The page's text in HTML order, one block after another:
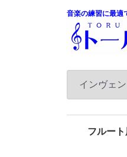
音楽の練習に最適
フルー